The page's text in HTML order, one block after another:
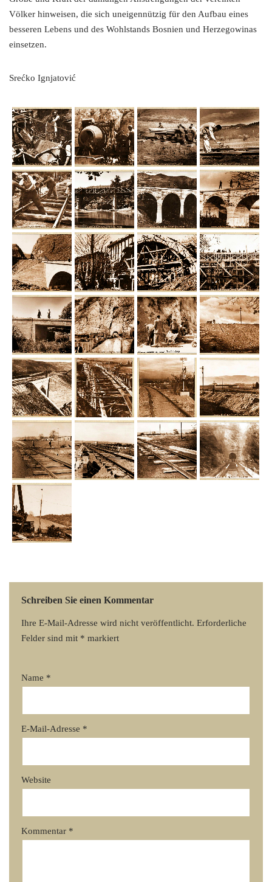
Völker hinweisen, die sich uneigennützig für den Aufbau eines
besseren Lebens und des Wohlstands Bosnien und Herzegowinas
einsetzen.
Srećko Ignjatović
Schreiben Sie einen Kommentar
Ihre E-Mail-Adresse wird nicht veröffentlicht. Erforderliche
Felder sind mit * markiert
Name *
E-Mail-Adresse *
Website
Kommentar *